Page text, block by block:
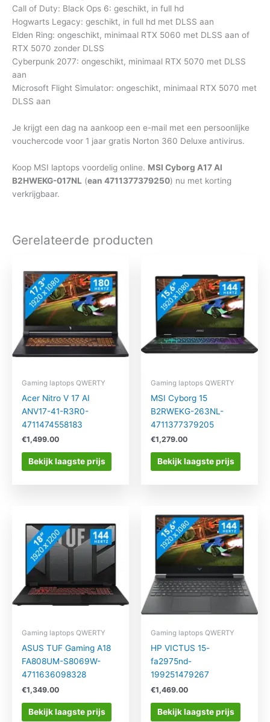
Call of Duty: Black Ops 6: geschikt, in full hd
Hogwarts Legacy: geschikt, in full hd met DLSS aan
Elden Ring: ongeschikt, minimaal RTX 5060 met DLSS aan of
RTX 5070 zonder DLSS
Cyberpunk 2077: ongeschikt, minimaal RTX 5070 met DLSS
aan
Microsoft Flight Simulator: ongeschikt, minimaal RTX 5070 met
DLSS aan
Je krijgt een dag na aankoop een e-mail met een persoonlijke
vouchercode voor 1 jaar gratis Norton 360 Deluxe antivirus.
Koop MSI laptops voordelig online. MSI Cyborg A17 AI
B2HWEKG-017NL (ean 4711377379250) nu met korting
verkrijgbaar.
Gerelateerde producten
Gaming laptops QWERTY
Acer Nitro V 17 AI
ANV17-41-R3R0-
4711474558183
€1,499.00
Bekijk laagste prijs
Gaming laptops QWERTY
MSI Cyborg 15
B2RWEKG-263NL-
4711377379205
€1,279.00
Bekijk laagste prijs
Gaming laptops QWERTY
ASUS TUF Gaming A18
FA808UM-S8069W-
4711636098328
€1,349.00
Bekijk laagste prijs
Gaming laptops QWERTY
HP VICTUS 15-
fa2975nd-
199251479267
€1,469.00
Bekijk laagste prijs